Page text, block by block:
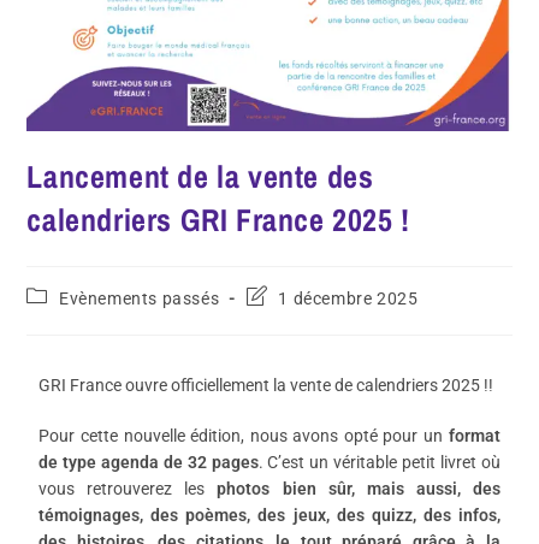
Lancement de la vente des
calendriers GRI France 2025 !
Evènements passés 1 décembre 2025
GRI France ouvre officiellement la vente de calendriers 2025 !!
Pour cette nouvelle édition, nous avons opté pour un format
de type agenda de 32 pages. C’est un véritable petit livret où
vous retrouverez lesphotos bien sûr, mais aussi, des
témoignages, des poèmes, des jeux, des quizz, des infos,